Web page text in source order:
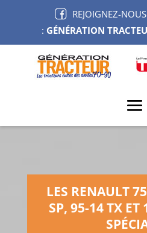
REJOIGNEZ-
: GÉNÉRATION
LES RENAULT
SP, 95-14 TX ET